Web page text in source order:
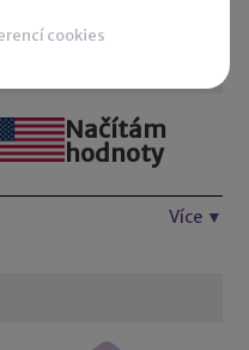
Načítám
hodnoty
Více ▼
cookies